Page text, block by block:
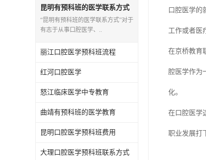
昆明有预科班的医学联系方式
“昆明有预科班的医学联系方式”对于
有志于从事口腔医学、..
丽江口腔医学预科班流程
红河口腔医学
怒江临床医学中专教育
曲靖有预科班的医学教育
昆明口腔医学预科班费用
大理口腔医学预科班联系方式
口腔医学的
工作或者医
在京桥教育
腔医学作为
化。
在口腔医学
职业发展打